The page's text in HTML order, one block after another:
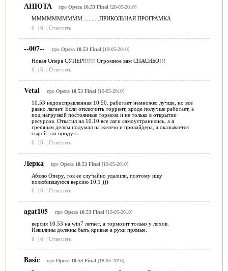
АНЮТА про Opera 10.53 Final [20-05-2010]
ММММММММММ...........ПРИКОЛЬНАЯ ПРОГРАМКА
6
| 6 | Ответить
--007-- про Opera 10.53 Final [19-05-2010]
Новая Опера СУПЕР!!!!!! Огромное вам СПАСИБО!!!
6
| 6 | Ответить
Vetal про Opera 10.53 Final [19-05-2010]
10.53 недоисправленная 10.50. работает немножко лучше, но все
равно лагает. Если отключить торрент, вроде получше работает, а
под нагрузкой постоянные тормоза и не только в открытии
ресурсов. Откатил на 10.10 все лаги самоустранились, а я
грешным делом подумал на железо и провайдера, а оказывается
сырой это продукт.
6
| 6 | Ответить
Лерка про Opera 10.53 Final [19-05-2010]
Абзяю Оперу, ток ее случайно удалили, поэтому ищу
полюбившуюся версию 10.1 )))
6
| 6 | Ответить
agat105 про Opera 10.53 Final [19-05-2010]
версия 10.53 на win7 летает, а тормозит только у лохов.
Извилины должны быть кривые а руки прямые.
6
| 6 | Ответить
Basic про Opera 10.53 Final [18-05-2010]